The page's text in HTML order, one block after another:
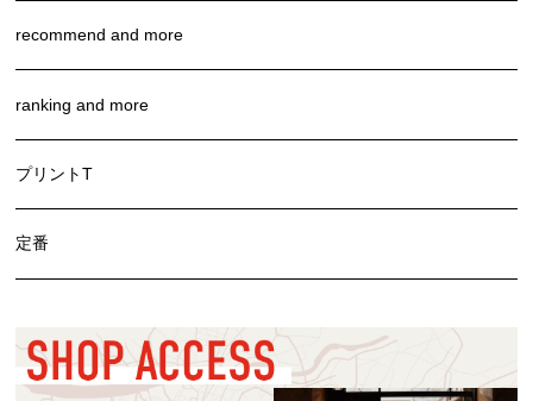
recommend and more
ranking and more
プリントT
定番